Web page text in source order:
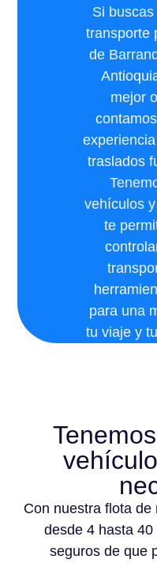
Si
transporte
de
mejor
traslados
vehículos
te
para una
tu viaje y
Con nuestra flota
desde 4 hasta
seguros de que